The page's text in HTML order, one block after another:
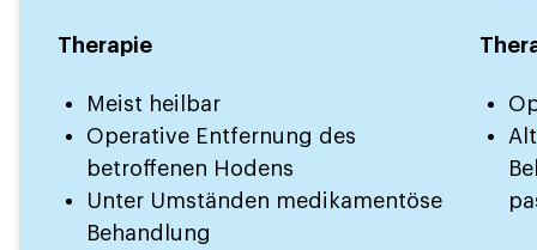
Therapie
Meist heilbar
Operative Entfernung des
betroffenen Hodens
Unter Umständen medikamentöse
Behandlung